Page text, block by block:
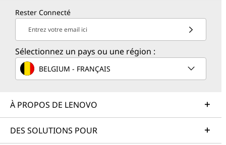
Rester Connecté
Entrez votre email ici
Sélectionnez un pays ou une région :
BELGIUM - FRANÇAIS
À PROPOS DE LENOVO
DES SOLUTIONS POUR